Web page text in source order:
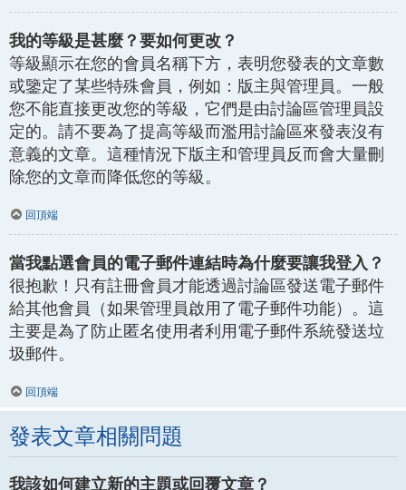
我的等級是甚麼？要如何更改？
等級顯示在您的會員名稱下方，表明您發表的文章數
或鑒定了某些特殊會員，例如：版主與管理員。一般
您不能直接更改您的等級，它們是由討論區管理員設
定的。請不要為了提高等級而濫用討論區來發表沒有
意義的文章。這種情況下版主和管理員反而會大量刪
除您的文章而降低您的等級。
回頂端
當我點選會員的電子郵件連結時為什麼要讓我登入？
很抱歉！只有註冊會員才能透過討論區發送電子郵件
給其他會員（如果管理員啟用了電子郵件功能）。這
主要是為了防止匿名使用者利用電子郵件系統發送垃
圾郵件。
回頂端
發表文章相關問題
我該如何建立新的主題或回覆文章？